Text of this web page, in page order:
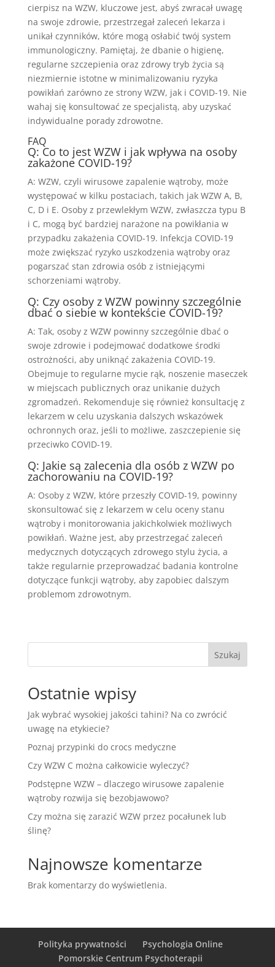
cierpisz na WZW, kluczowe jest, abyś zwracał uwagę
na swoje zdrowie, przestrzegał zaleceń lekarza i
unikał czynników, które mogą osłabić twój system
immunologiczny. Pamiętaj, że dbanie o higienę,
regularne szczepienia oraz zdrowy tryb życia są
niezmiernie istotne w minimalizowaniu ryzyka
powikłań zarówno ze strony WZW, jak i COVID-19. Nie
wahaj się konsultować ze specjalistą, aby uzyskać
indywidualne porady zdrowotne.
FAQ
Q: Co to jest WZW i jak wpływa na osoby
zakażone COVID-19?
A: WZW, czyli wirusowe zapalenie wątroby, może
występować w kilku postaciach, takich jak WZW A, B,
C, D i E. Osoby z przewlekłym WZW, zwłaszcza typu B
i C, mogą być bardziej narażone na powikłania w
przypadku zakażenia COVID-19. Infekcja COVID-19
może zwiększać ryzyko uszkodzenia wątroby oraz
pogarszać stan zdrowia osób z istniejącymi
schorzeniami wątroby.
Q: Czy osoby z WZW powinny szczególnie
dbać o siebie w kontekście COVID-19?
A: Tak, osoby z WZW powinny szczególnie dbać o
swoje zdrowie i podejmować dodatkowe środki
ostrożności, aby uniknąć zakażenia COVID-19.
Obejmuje to regularne mycie rąk, noszenie maseczek
w miejscach publicznych oraz unikanie dużych
zgromadzeń. Rekomenduje się również konsultację z
lekarzem w celu uzyskania dalszych wskazówek
ochronnych oraz, jeśli to możliwe, zaszczepienie się
przeciwko COVID-19.
Q: Jakie są zalecenia dla osób z WZW po
zachorowaniu na COVID-19?
A: Osoby z WZW, które przeszły COVID-19, powinny
skonsultować się z lekarzem w celu oceny stanu
wątroby i monitorowania jakichkolwiek możliwych
powikłań. Ważne jest, aby przestrzegać zaleceń
medycznych dotyczących zdrowego stylu życia, a
także regularnie przeprowadzać badania kontrolne
dotyczące funkcji wątroby, aby zapobiec dalszym
problemom zdrowotnym.
Szukaj
Ostatnie wpisy
Jak wybrać wysokiej jakości tahini? Na co zwrócić
uwagę na etykiecie?
Poznaj przypinki do crocs medyczne
Czy WZW C można całkowicie wyleczyć?
Podstępne WZW – dlaczego wirusowe zapalenie
wątroby rozwija się bezobjawowo?
Czy można się zarazić WZW przez pocałunek lub
ślinę?
Najnowsze komentarze
Brak komentarzy do wyświetlenia.
Polityka prywatności
Psychologia Online
Pomorskie Centrum Psychoterapii